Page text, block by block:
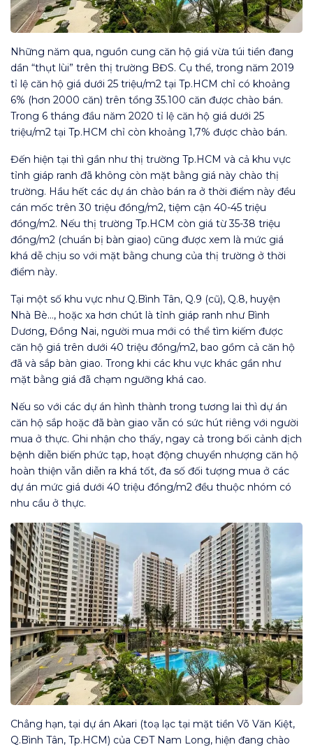
Những năm qua, nguồn cung căn hộ giá vừa túi tiền đang
dần “thụt lùi” trên thị trường BĐS. Cụ thể, trong năm 2019
tỉ lệ căn hộ giá dưới 25 triệu/m2 tại Tp.HCM chỉ có khoảng
6% (hơn 2000 căn) trên tổng 35.100 căn được chào bán.
Trong 6 tháng đầu năm 2020 tỉ lệ căn hộ giá dưới 25
triệu/m2 tại Tp.HCM chỉ còn khoảng 1,7% được chào bán.
Đến hiện tại thì gần như thị trường Tp.HCM và cả khu vực
tỉnh giáp ranh đã không còn mặt bằng giá này chào thị
trường. Hầu hết các dự án chào bán ra ở thời điểm này đều
cán mốc trên 30 triệu đồng/m2, tiệm cận 40-45 triệu
đồng/m2. Nếu thị trường Tp.HCM còn giá từ 35-38 triệu
đồng/m2 (chuẩn bị bàn giao) cũng được xem là mức giá
khá dễ chịu so với mặt bằng chung của thị trường ở thời
điểm này.
Tại một số khu vực như Q.Bình Tân, Q.9 (cũ), Q.8, huyện
Nhà Bè…, hoặc xa hơn chút là tỉnh giáp ranh như Bình
Dương, Đồng Nai, người mua mới có thể tìm kiếm được
căn hộ giá trên dưới 40 triệu đồng/m2, bao gồm cả căn hộ
đã và sắp bàn giao. Trong khi các khu vực khác gần như
mặt bằng giá đã chạm ngưỡng khá cao.
Nếu so với các dự án hình thành trong tương lai thì dự án
căn hộ sắp hoặc đã bàn giao vẫn có sức hút riêng với người
mua ở thực. Ghi nhận cho thấy, ngay cả trong bối cảnh dịch
bệnh diễn biến phức tạp, hoạt động chuyển nhượng căn hộ
hoàn thiện vẫn diễn ra khá tốt, đa số đối tượng mua ở các
dự án mức giá dưới 40 triệu đồng/m2 đều thuộc nhóm có
nhu cầu ở thực.
Chẳng hạn, tại dự án Akari (toạ lạc tại mặt tiền Võ Văn Kiệt,
Q.Bình Tân, Tp.HCM) của CĐT Nam Long, hiện đang chào